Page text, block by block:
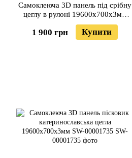
Самоклеюча 3D панель під срібну
цеглу в рулоні 19600x700x3мм
(R017-3-20) SW-00001197
1 900 грн Купити